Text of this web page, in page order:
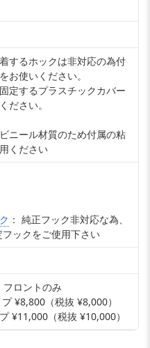
するホックは非対応の為付
お使いください。
定するプラスチックカバー
ださい。
ニール材質のため付属の粘
ください
： 純正フック非対応な為、
ックをご使用下さい
ロントのみ
¥8,800（税抜 ¥8,000）
¥11,000（税抜 ¥10,000）